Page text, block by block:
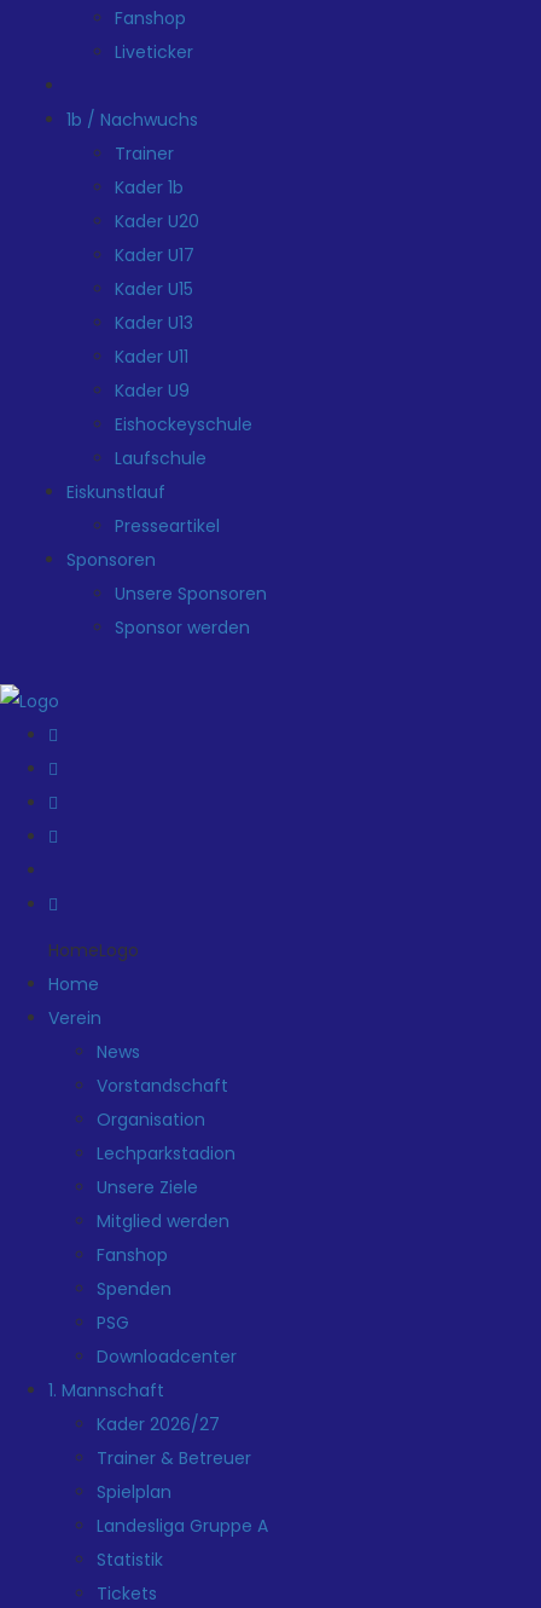
Fanshop
Liveticker
1b / Nachwuchs
Trainer
Kader 1b
Kader U20
Kader U17
Kader U15
Kader U13
Kader U11
Kader U9
Eishockeyschule
Laufschule
Eiskunstlauf
Presseartikel
Sponsoren
Unsere Sponsoren
Sponsor werden
HomeLogo
Home
Verein
News
Vorstandschaft
Organisation
Lechparkstadion
Unsere Ziele
Mitglied werden
Fanshop
Spenden
PSG
Downloadcenter
1. Mannschaft
Kader 2026/27
Trainer & Betreuer
Spielplan
Landesliga Gruppe A
Statistik
Tickets